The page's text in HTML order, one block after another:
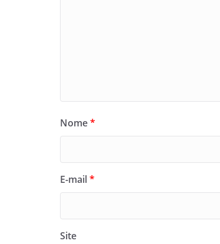
Nome*
E-mail*
Site